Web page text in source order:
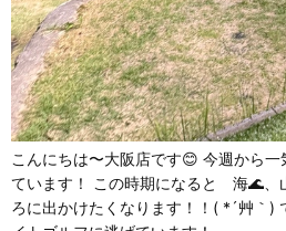
こんにちは〜大阪店です😊 今週から
ています！ この時期になると 海🌊、
ろに出かけたくなります！！( *´艸｀)